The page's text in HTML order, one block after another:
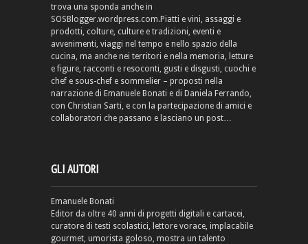
trova una sponda anche in
SOSBlogger.wordpress.com.Piatti e vini, assaggi e
prodotti, colture, culture e tradizioni, eventi e
avvenimenti, viaggi nel tempo e nello spazio della
cucina, ma anche nei territori e nella memoria, letture
e figure, racconti e resoconti, gusti e disgusti, cuochi e
chef e sous-chef e sommelier – proposti nella
narrazione di Emanuele Bonati e di Daniela Ferrando,
con Christian Sarti, e con la partecipazione di amici e
collaboratori che passano e lasciano un post…
GLI AUTORI
Emanuele Bonati
Editor da oltre 40 anni di progetti digitali e cartacei,
curatore di testi scolastici, lettore vorace, implacabile
gourmet, umorista goloso, mostra un talento